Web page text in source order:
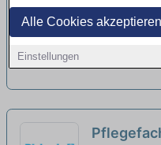
Alle Cookies akzeptieren
Einstellungen
(m/w/d) –
beraten!
Diakonie